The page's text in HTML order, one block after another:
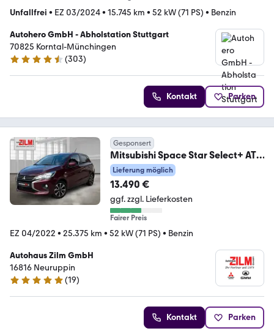
Unfallfrei • EZ 03/2024• 15.745 km • 52 kW (71 PS) • Benzin
Autohero GmbH - Abholstation Stuttgart
70825 Korntal-Münchingen
4.4 Sterne
(303)
Kontakt Parken
Gesponsert
Mitsubishi Space Star Select+ AT,
ALWE, SHZ, RFK
Lieferung möglich
13.490 €
ggf. zzgl. Lieferkosten
Fairer Preis
EZ 04/2022 • 25.375 km • 52 kW (71 PS) • Benzin
Autohaus Zilm GmbH
16816 Neuruppin
4.9 Sterne
(19)
Kontakt Parken